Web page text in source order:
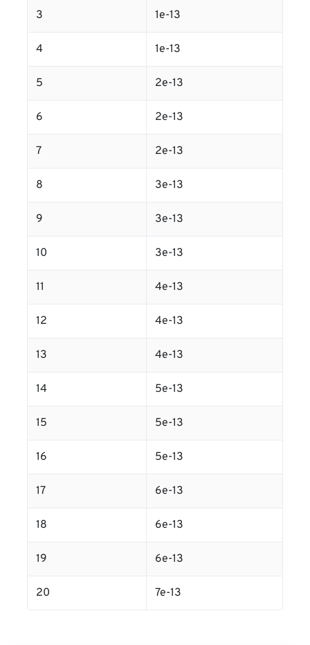
3 1e-13
4 1e-13
5 2e-13
6 2e-13
7 2e-13
8 3e-13
9 3e-13
10 3e-13
11 4e-13
12 4e-13
13 4e-13
14 5e-13
15 5e-13
16 5e-13
17 6e-13
18 6e-13
19 6e-13
20 7e-13